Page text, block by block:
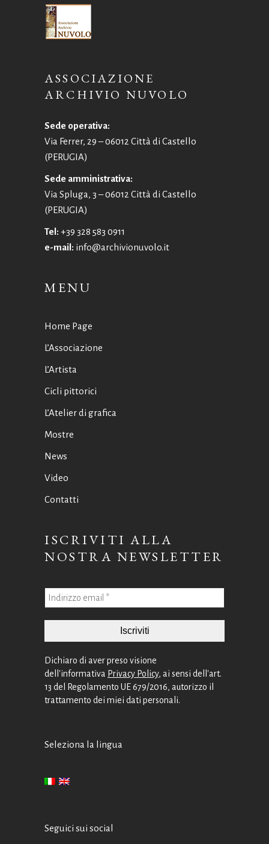
ASSOCIAZIONE
ARCHIVIO NUVOLO
Sede operativa:
Via Ferrer, 29 – 06012 Città di Castello
(PERUGIA)
Sede amministrativa:
Via Spluga, 3 – 06012 Città di Castello
(PERUGIA)
Tel: +39 328 583 0911
e-mail: info@archivionuvolo.it
MENU
Home Page
L’Associazione
L’Artista
Cicli pittorici
L’Atelier di grafica
Mostre
News
Video
Contatti
ISCRIVITI ALLA
NOSTRA NEWSLETTER
Dichiaro di aver preso visione
dell'informativa Privacy Policy, ai sensi dell'art.
13 del Regolamento UE 679/2016, autorizzo il
trattamento dei miei dati personali.
Seleziona la lingua
Seguici sui social